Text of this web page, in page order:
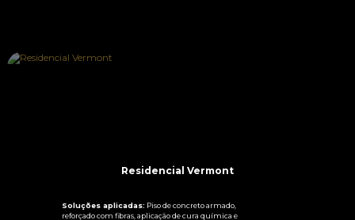
Residencial Vermont
Soluções aplicadas: Piso de concreto armado,
reforçado com fibras, aplicação de cura química e